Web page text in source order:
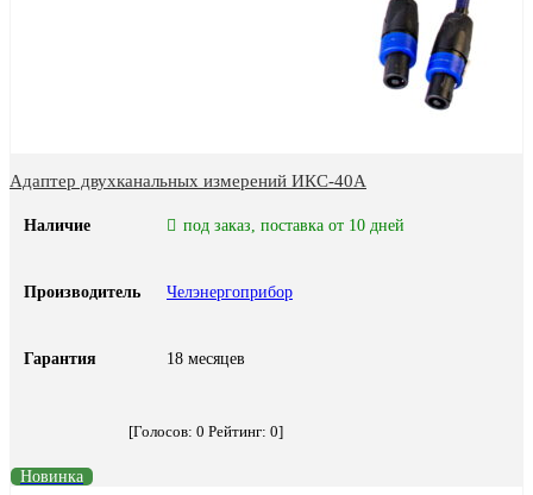
Адаптер двухканальных измерений ИКС-40А
Наличие под заказ, поставка от 10 дней
Производитель Челэнергоприбор
Гарантия 18 месяцев
[Голосов: 0 Рейтинг: 0]
Новинка